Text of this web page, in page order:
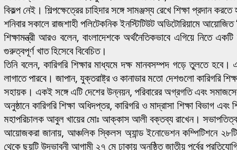
বিকল্প নেই। শিল্পক্ষেত্রের চাহিদার সঙ্গে সামঞ্জস্য রেখে শিক্ষা প্রদান
শনিবার সকালে রাজশাহী পলিটেকনিক ইনস্টিটিউট অডিটোরিয়ামে
শিক্ষামন্ত্রী আরও বলেন, বাংলাদেশকে অর্থনৈতিকভাবে এগিয়ে নিতে
গুরুত্বপূর্ণ খাত হিসেবে বিবেচিত।
তিনি বলেন, কারিগরি শিক্ষার মাধ্যমে দক্ষ মানবসম্পদ গড়ে তুলতে
লাগাতে পারবে। জাপান, যুক্তরাষ্ট্র ও কানাডার মতো দেশগুলো কারিগরি
সহায়ক। একই সঙ্গে এটি দেশের উন্নয়ন, পরিবারের অগ্রগতি এবং
অনুষ্ঠানে কারিগরি শিক্ষা অধিদপ্তর, কারিগরি ও মাদ্রাসা শিক্ষা বিভাগ
মহাপরিচালক আবুল খায়ের মোঃ আক্কাস আলী বক্তব্য রাখেন। সভাপতিত্ব
আয়োজকরা জানায়, আঞ্চলিক স্কিলস অ্যান্ড ইনোভেশন কম্পিটিশনে ২৮টি
থেকে ছয়টি উদ্ভাবনী আগামী ২৭ মে ঢাকায় অনুষ্ঠিত জাতীয় পর্বের